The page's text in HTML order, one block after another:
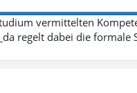
vermittelten
regelt dabei die formale